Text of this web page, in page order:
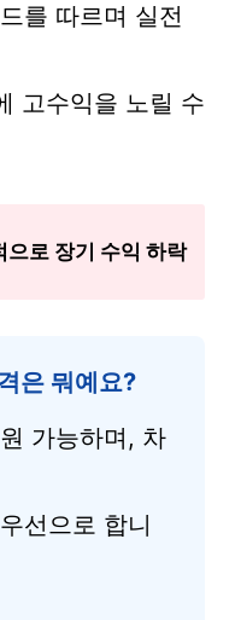
를 따르며 실전
고수익을 노릴 수
으로 장기 수익 하락
은 뭐예요?
가능하며, 차
선으로 합니